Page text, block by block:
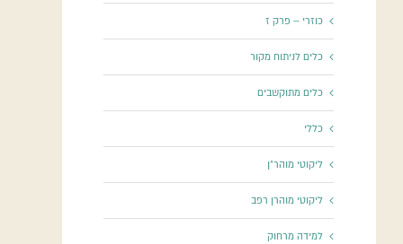
כוזרי – פרק ז
כלים לניתוח מקור
כלים מתוקשבים
כללי
ליקוטי מוהר"ן
ליקוטי מוהרן רפב
למידה מרחוק